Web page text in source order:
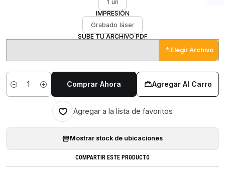
1 un
IMPRESIÓN
Grabado láser
SUBE TU ARCHIVO PDF
Elegir Archivo
Cantidad
Agregar Al Carro
Comprar Ahora
Agregar a la lista de favoritos
Mostrar stock de ubicaciones
COMPARTIR ESTE PRODUCTO